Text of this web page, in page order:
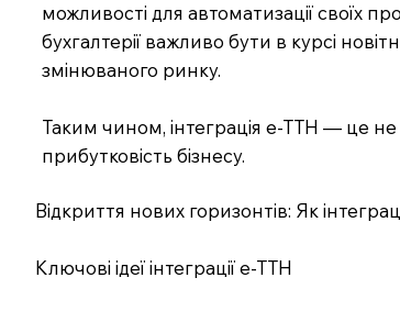
можливості для автоматизації своїх
бухгалтерії важливо бути в курсі
змінюваного ринку.
Таким чином, інтеграція е-ТТН — це не
прибутковість бізнесу.
Відкриття нових горизонтів: Як
Ключові ідеї інтеграції е-ТТН